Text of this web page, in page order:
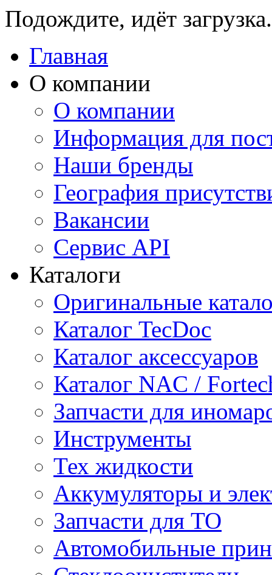
Подождите, идёт
Главная
О компании
О компании
Информация для
Наши бренды
География
Вакансии
Сервис API
Каталоги
Оригинальные
Каталог TecDoc
Каталог аксессуаров
Каталог NAC /
Запчасти для
Инструменты
Тех жидкости
Аккумуляторы и
Запчасти для ТО
Автомобильные